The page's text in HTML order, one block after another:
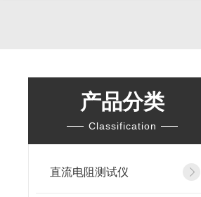
产品分类
Classification
直流电阻测试仪